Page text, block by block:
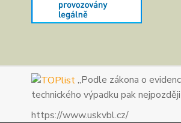
„Podle zákona o
technického výpadku pak
https://www.uskvbl.cz/